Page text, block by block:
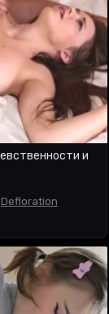
и
Defloration